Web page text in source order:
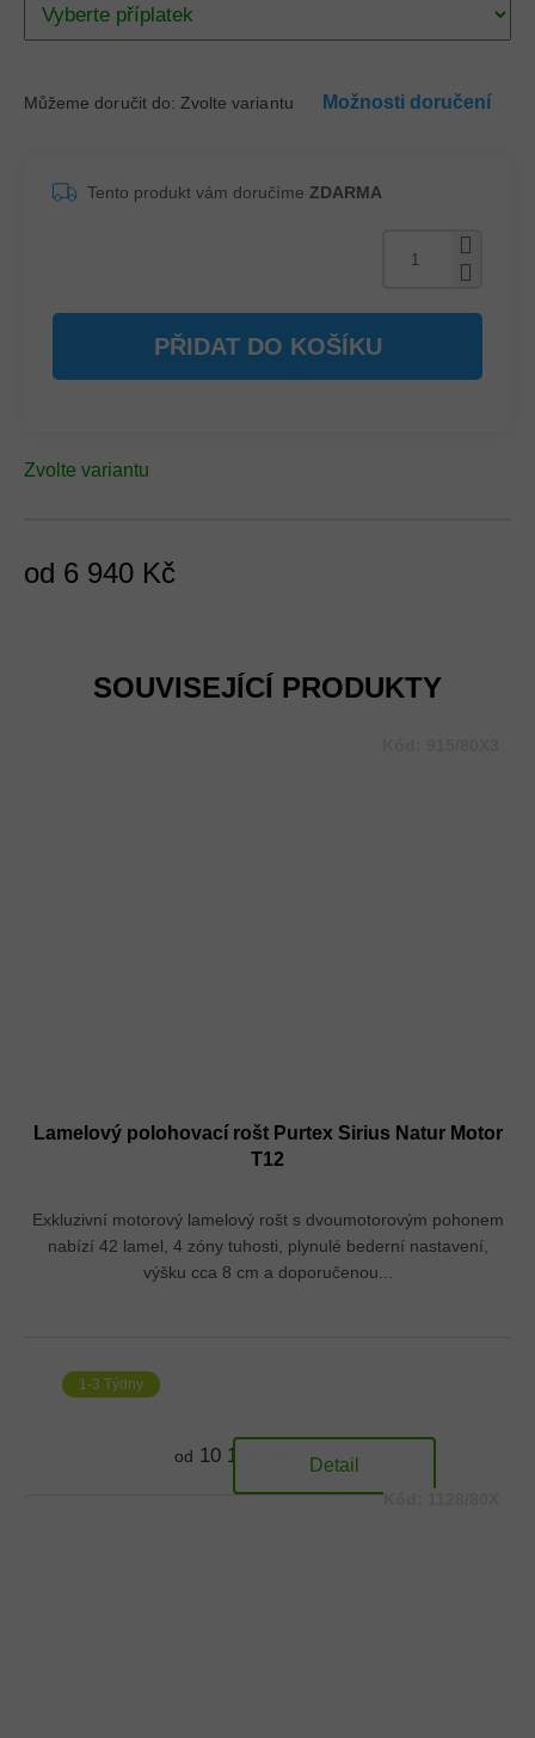
od 6 940 Kč
Zvolte variantu
Můžeme doručit do: Zvolte variantu Možnosti doručení
PŘIDAT DO KOŠÍKU
Tento produkt vám doručíme ZDARMA
SOUVISEJÍCÍ PRODUKTY
Lamelový polohovací rošt Purtex Sirius Natur Motor
T12
Exkluzivní motorový lamelový rošt s dvoumotorovým pohonem
nabízí 42 lamel, 4 zóny tuhosti, plynulé bederní nastavení,
výšku cca 8 cm a doporučenou...
1-3 Týdny
od 10 174 Kč Detail